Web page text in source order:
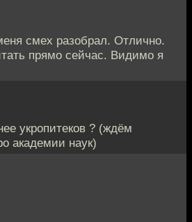
смех разобрал. Отлично.
прямо сейчас. Видимо я
укропитеков ? (ждём
академии наук)